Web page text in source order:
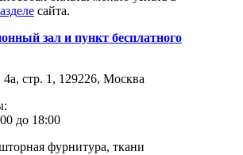
сайта.
зал и пункт бесплатного
стр. 1, 129226, Москва
до 18:00
фурнитура, ткани